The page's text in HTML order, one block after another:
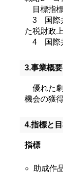
目標指標
3 国際共
た税財政
4 国際共
3.事業概要
優れた劇
機会の獲
4.指標と
指標
助成作